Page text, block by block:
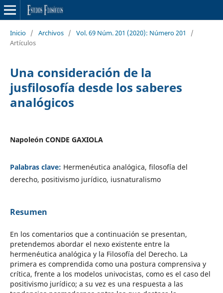
Inicio / Archivos / Vol. 69 Núm. 201 (2020): Número 201
/
Artículos
Una consideración de la
jusfilosofía desde los saberes
analógicos
Napoleón CONDE GAXIOLA
Palabras clave: Hermenéutica analógica, filosofía del
derecho, positivismo jurídico, iusnaturalismo
Resumen
En los comentarios que a continuación se presentan,
pretendemos abordar el nexo existente entre la
hermenéutica analógica y la Filosofía del Derecho. La
primera es comprendida como una postura comprensiva y
crítica, frente a los modelos univocistas, como es el caso del
positivismo jurídico; a su vez es una respuesta a las